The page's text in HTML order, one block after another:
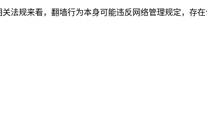
法规来看，翻墙行为本身可能违反网络管理规定，存